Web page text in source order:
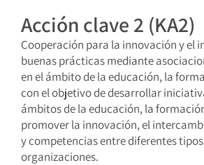
Acción clave 2 (KA2)
Cooperación para la innovación y el
buenas prácticas mediante
en el ámbito de la educación, la
con el objetivo de desarrollar
ámbitos de la educación, la
promover la innovación, el
y competencias entre diferentes
organizaciones.